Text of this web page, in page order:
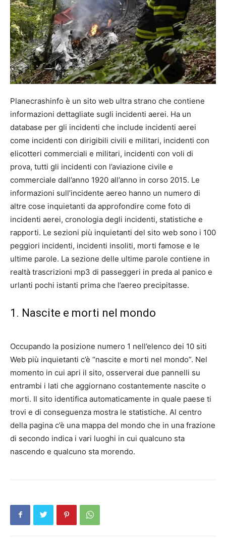
Planecrashinfo è un sito web ultra strano che contiene
informazioni dettagliate sugli incidenti aerei. Ha un
database per gli incidenti che include incidenti aerei
come incidenti con dirigibili civili e militari, incidenti con
elicotteri commerciali e militari, incidenti con voli di
prova, tutti gli incidenti con l’aviazione civile e
commerciale dall’anno 1920 all’anno in corso 2015. Le
informazioni sull’incidente aereo hanno un numero di
altre cose inquietanti da approfondire come foto di
incidenti aerei, cronologia degli incidenti, statistiche e
rapporti. Le sezioni più inquietanti del sito web sono i 100
peggiori incidenti, incidenti insoliti, morti famose e le
ultime parole. La sezione delle ultime parole contiene in
realtà trascrizioni mp3 di passeggeri in preda al panico e
urlanti pochi istanti prima che l’aereo precipitasse.
1. Nascite e morti nel mondo
Occupando la posizione numero 1 nell’elenco dei 10 siti
Web più inquietanti c’è “nascite e morti nel mondo”. Nel
momento in cui apri il sito, osserverai due pannelli su
entrambi i lati che aggiornano costantemente nascite o
morti. Il sito identifica automaticamente in quale paese ti
trovi e di conseguenza mostra le statistiche. Al centro
della pagina c’è una mappa del mondo che in una frazione
di secondo indica i vari luoghi in cui qualcuno sta
nascendo e qualcuno sta morendo.